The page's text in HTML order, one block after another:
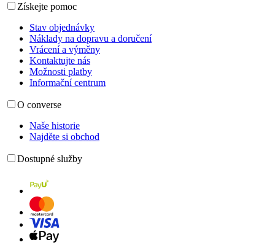
Získejte pomoc
Stav objednávky
Náklady na dopravu a doručení
Vrácení a výměny
Kontaktujte nás
Možnosti platby
Informační centrum
O converse
Naše historie
Najděte si obchod
Dostupné služby